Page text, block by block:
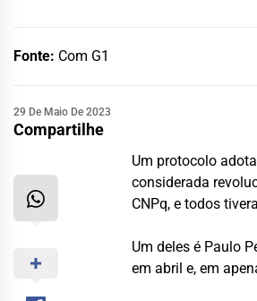
Fonte: Com G1
29 De Maio De 2023
Compartilhe
Um protocolo
considerada
CNPq, e todos
Um deles é Paulo
em abril e, em